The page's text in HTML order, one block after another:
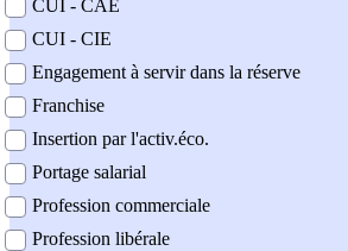
CUI - CAE
CUI - CIE
Engagement à servir dans la réserve
Franchise
Insertion par l'activ.éco.
Portage salarial
Profession commerciale
Profession libérale